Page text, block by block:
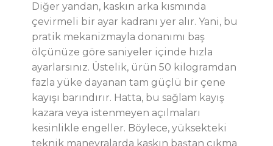
Diğer yandan, kaskın arka kısmında
çevirmeli bir ayar kadranı yer alır. Yani, bu
pratik mekanizmayla donanımı baş
ölçünüze göre saniyeler içinde hızla
ayarlarsınız. Üstelik, ürün 50 kilogramdan
fazla yüke dayanan tam güçlü bir çene
kayışı barındırır. Hatta, bu sağlam kayış
kazara veya istenmeyen açılmaları
kesinlikle engeller. Böylece, yüksekteki
teknik manevralarda kaskın baştan çıkma